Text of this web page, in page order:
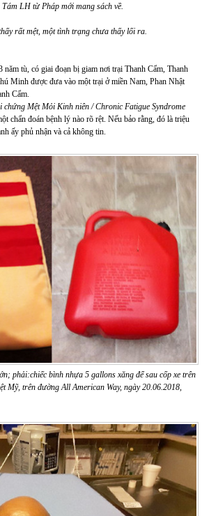
LH từ Pháp mới mang sách về.
rất mệt, một tình trạng chưa thấy lối ra.
năm tù, có giai đoạn bị giam nơi trại Thanh Cẩm, Thanh
Minh được đưa vào một trại ở miền Nam, Phan Nhật
Cẩm.
chứng Mệt Mỏi Kinh niên / Chronic Fatigue Syndrome
chẩn đoán bệnh lý nào rõ rệt. Nếu bảo rằng, đó là triệu
ấy phủ nhận và cả không tin.
phải:chiếc bình nhựa 5 gallons xăng để sau cốp xe trên
Mỹ, trên đường All American Way, ngày 20.06.2018,